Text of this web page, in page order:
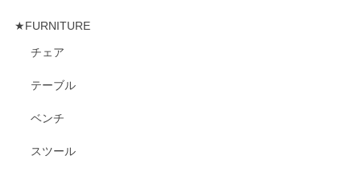
★FURNITURE
チェア
テーブル
ベンチ
スツール